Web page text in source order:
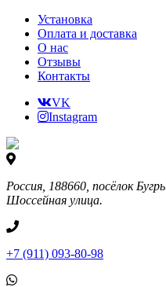
Установка
Оплата и доставка
О нас
Отзывы
Контакты
VK
Instagram
Россия, 188660, посёлок
Шоссейная улица.
+7 (911) 093-80-98